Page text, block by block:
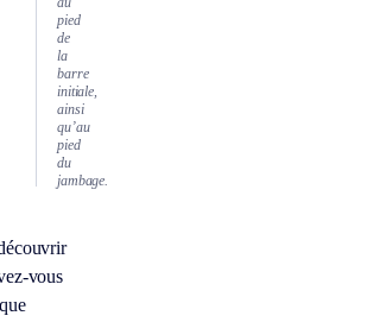
pied
de
la
barre
initiale,
ainsi
qu’au
pied
du
jambage.
vous